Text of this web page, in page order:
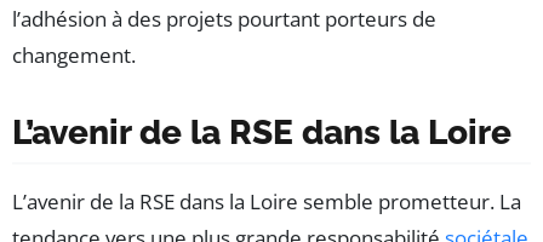
l’adhésion à des projets pourtant porteurs de
changement.
L’avenir de la RSE dans la Loire
L’avenir de la RSE dans la Loire semble prometteur. La